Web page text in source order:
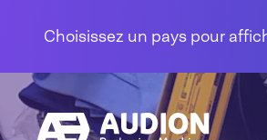
Choisissez un pays pour